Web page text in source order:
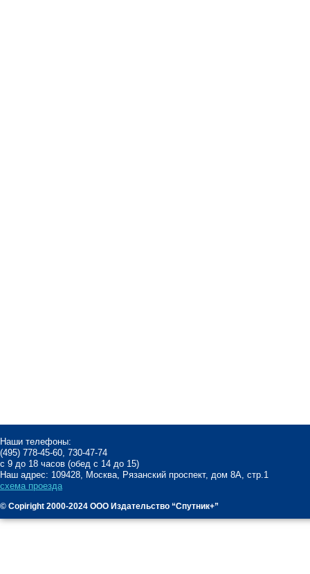
Наши телефоны:
(495) 778-45-60, 730-47-74
с 9 до 18 часов (обед с 14 до 15)
Наш адрес: 109428, Москва, Рязанский проспект, дом 8А, стр.1
схема проезда
© Copiright 2000-2024 ООО Издательство “Спутник+”